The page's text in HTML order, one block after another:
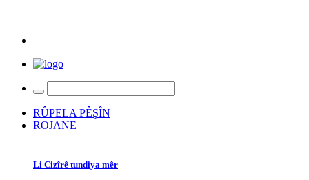
RÛPELA PÊŞÎN
ROJANE
Li Cizîrê tundiya mêr